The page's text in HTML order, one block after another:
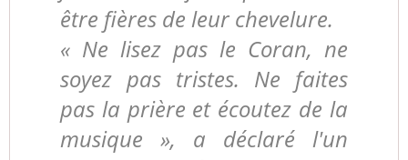
être fières de leur chevelure.
« Ne lisez pas le Coran, ne
soyez pas tristes. Ne faites
pas la prière et écoutez de la
musique », a déclaré l'un